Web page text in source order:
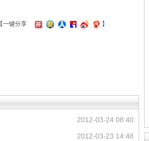
【一键分享 】
2012-03-24 08:40
2012-03-23 14:48